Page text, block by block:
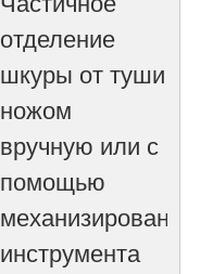
отделение
шкуры от туши
ножом
вручную или с
помощью
инструмента